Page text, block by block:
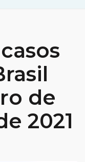
de
2021